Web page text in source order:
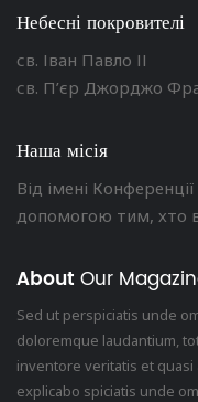
Небесні покровителі
св. Іван Павло ІІ
св. П’єр Джорджо
Наша місія
Від імені
допомогою тим, хто
About Our
Sed ut perspiciatis unde
doloremque laudantium,
inventore veritatis et
explicabo spiciatis unde